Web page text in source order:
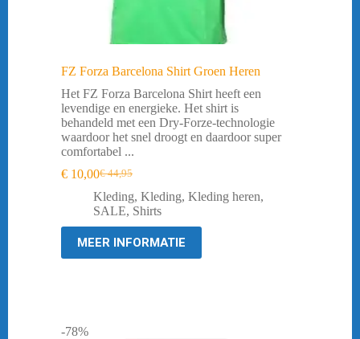
FZ Forza Barcelona Shirt Groen Heren
Het FZ Forza Barcelona Shirt heeft een
levendige en energieke. Het shirt is
behandeld met een Dry-Forze-technologie
waardoor het snel droogt en daardoor super
comfortabel ...
€44,95
Oorspronkelijke
prijs
was:
€ 10,00Huidige
prijs
is:
Kleding, Kleding, Kleding heren,
SALE, Shirts
MEER INFORMATIE
-78%